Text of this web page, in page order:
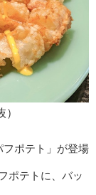
フポテト」が登場
ポテトに、バッ